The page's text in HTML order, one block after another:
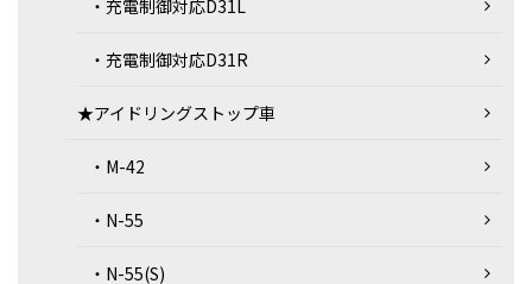
・充電制御対応D31L
・充電制御対応D31R
★アイドリングストップ車
・M-42
・N-55
・N-55(S)